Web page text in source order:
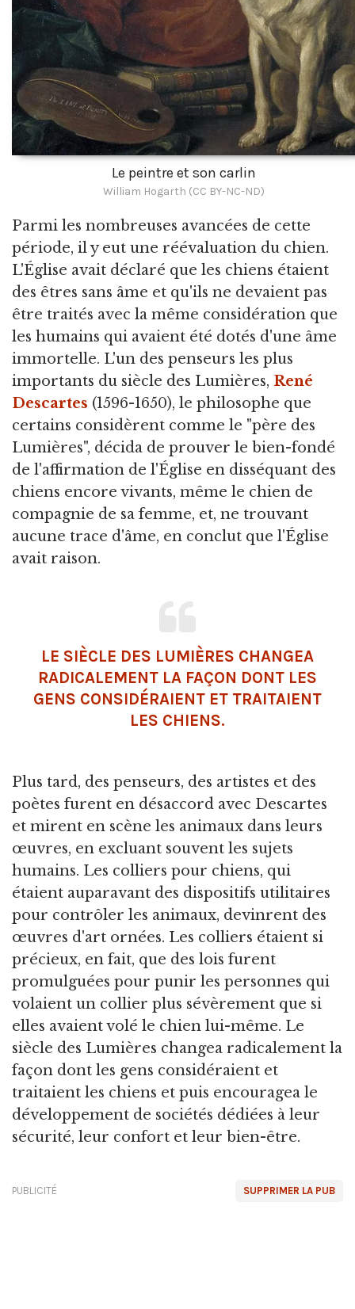
Le peintre et son carlin
William Hogarth (CC BY-NC-ND)
Parmi les nombreuses avancées de cette
période, il y eut une réévaluation du chien.
L'Église avait déclaré que les chiens étaient
des êtres sans âme et qu'ils ne devaient pas
être traités avec la même considération que
les humains qui avaient été dotés d'une âme
immortelle. L'un des penseurs les plus
importants du siècle des Lumières, René
Descartes (1596-1650), le philosophe que
certains considèrent comme le "père des
Lumières", décida de prouver le bien-fondé
de l'affirmation de l'Église en disséquant des
chiens encore vivants, même le chien de
compagnie de sa femme, et, ne trouvant
aucune trace d'âme, en conclut que l'Église
avait raison.
LE SIÈCLE DES LUMIÈRES CHANGEA
RADICALEMENT LA FAÇON DONT LES
GENS CONSIDÉRAIENT ET TRAITAIENT
LES CHIENS.
Plus tard, des penseurs, des artistes et des
poètes furent en désaccord avec Descartes
et mirent en scène les animaux dans leurs
œuvres, en excluant souvent les sujets
humains. Les colliers pour chiens, qui
étaient auparavant des dispositifs utilitaires
pour contrôler les animaux, devinrent des
œuvres d'art ornées. Les colliers étaient si
précieux, en fait, que des lois furent
promulguées pour punir les personnes qui
volaient un collier plus sévèrement que si
elles avaient volé le chien lui-même. Le
siècle des Lumières changea radicalement la
façon dont les gens considéraient et
traitaient les chiens et puis encouragea le
développement de sociétés dédiées à leur
sécurité, leur confort et leur bien-être.
SUPPRIMER LA PUB
PUBLICITÉ